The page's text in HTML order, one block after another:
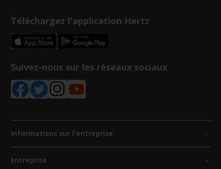
Téléchargez l'application Hertz
Suivez-nous sur les réseaux sociaux
Informations sur l'entreprise
Entreprise